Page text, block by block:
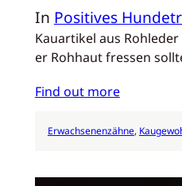
In Positives
Kauartikel aus
er Rohhaut fressen
Find out more
Erwachsenenzähne,